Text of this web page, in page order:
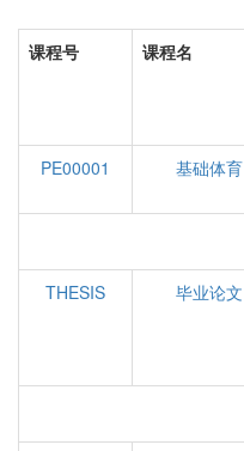
课程号 课程名
PE00001
基础体育
THESIS 毕业论文